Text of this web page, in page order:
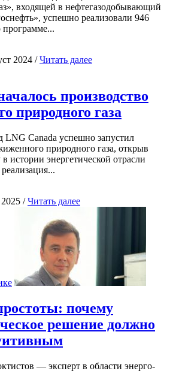
входящей в нефтегазодобывающий
успешно реализовали 946
2024 /Читать далее
производство
природного газа
LNG Canada успешно запустил
природного газа, открыв
истории энергетической отрасли
/Читать далее
почему
решение должно
— эксперт в области энерго-